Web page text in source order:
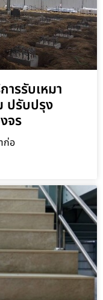
รรับเหมา
ปรับปรุง
จร
ก่อ